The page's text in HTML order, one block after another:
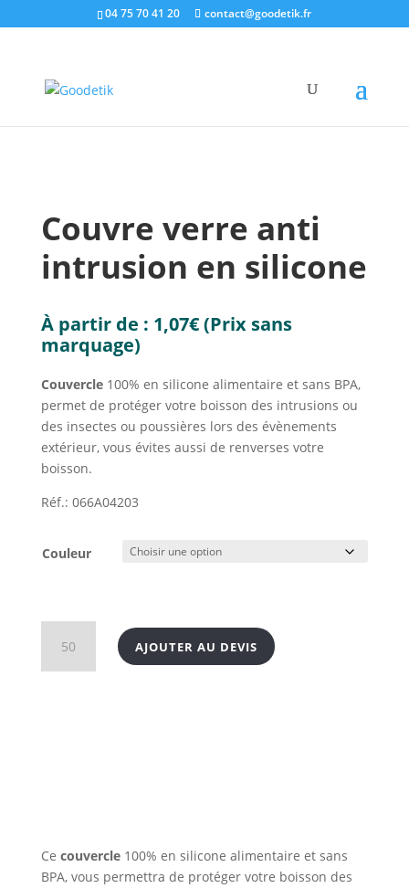
04 75 70 41 20 contact@goodetik.fr
e-shop/Evénementiel Evènements & Fêtes/ Couvre
Couvre verre anti
intrusion en silicone
À partir de : 1,07€(Prix sans
marquage)
Couvercle100% en silicone alimentaire et sans BPA,
permet de protéger votre boisson des intrusions ou
des insectes ou poussières lors des évènements
extérieur, vous évites aussi de renverses votre
boisson.
Réf.: 066A04203
Couleur
Couvre
AJOUTER AU DEVIS
Ce couvercle100% en silicone alimentaire et sans
BPA, vous permettra de protéger votre boisson des